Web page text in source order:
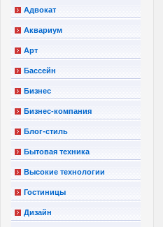
Адвокат
Аквариум
Арт
Бассейн
Бизнес
Бизнес-компания
Блог-стиль
Бытовая техника
Высокие технологии
Гостиницы
Дизайн